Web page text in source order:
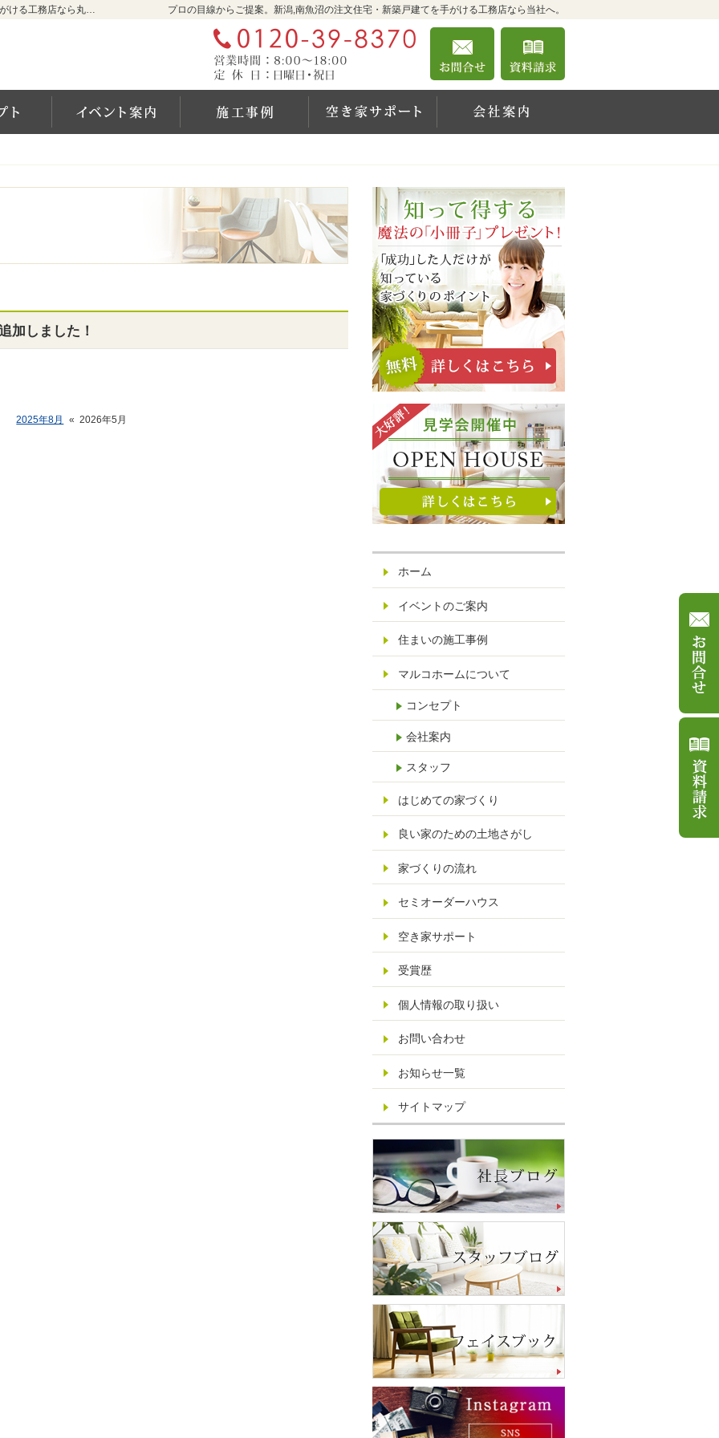
プロの目線からご提案。新潟,南魚沼の注文住宅・新築戸建てを手がける工務店なら当社へ。
新潟,南魚沼の新築・注文住宅・新築戸建てを手がける工務店なら丸川屋工務店
加しました！
2025年8月 « 2026年5月
ホーム
イベントのご案内
住まいの施工事例
マルコホームについて
コンセプト
会社案内
スタッフ
はじめての家づくり
良い家のための土地さがし
家づくりの流れ
セミオーダーハウス
空き家サポート
受賞歴
個人情報の取り扱い
お問い合わせ
お知らせ一覧
サイトマップ
0120-39-8370
営業時間8:00～18:00 定休日：日曜日・祝日